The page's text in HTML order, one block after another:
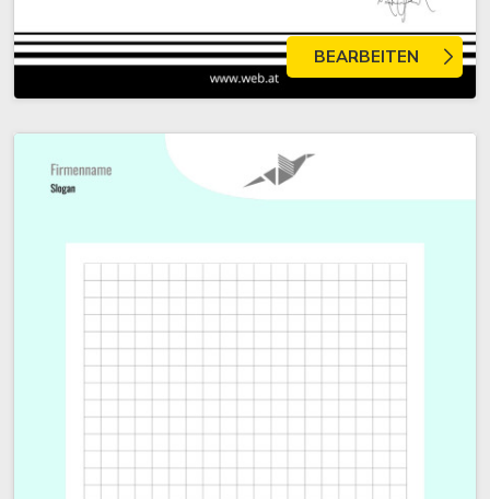
BEARBEITEN